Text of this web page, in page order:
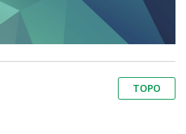
TOPO